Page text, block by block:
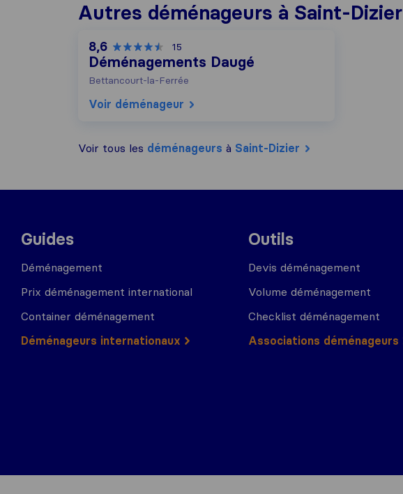
Autres déménageurs à Saint-Dizier
8,6 15
Déménagements Daugé
Bettancourt-la-Ferrée
Voir déménageur
Voir tous les déménageurs à Saint-Dizier
Guides
Déménagement
Prix déménagement international
Container déménagement
Déménageurs internationaux
Outils
Devis déménagement
Volume déménagement
Checklist déménagement
Associations déménageurs